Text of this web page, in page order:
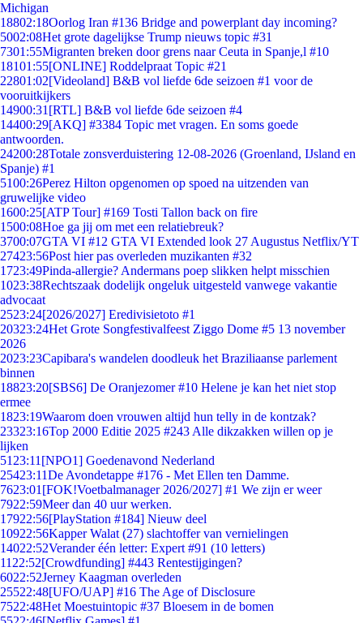
Michigan
18802:18Oorlog Iran #136 Bridge and powerplant day incoming?
5002:08Het grote dagelijkse Trump nieuws topic #31
7301:55Migranten breken door grens naar Ceuta in Spanje,l #10
18101:55[ONLINE] Roddelpraat Topic #21
22801:02[Videoland] B&B vol liefde 6de seizoen #1 voor de
vooruitkijkers
14900:31 [RTL] B&B vol liefde 6de seizoen #4
14400:29[AKQ] #3384 Topic met vragen. En soms goede
antwoorden.
24200:28Totale zonsverduistering 12-08-2026 (Groenland, IJsland en
Spanje) #1
5100:26Perez Hilton opgenomen op spoed na uitzenden van
gruwelijke video
1600:25[ATP Tour] #169 Tosti Tallon back on fire
1500:08Hoe ga jij om met een relatiebreuk?
3700:07GTA VI #12 GTA VI Extended look 27 Augustus Netflix/YT
27423:56Post hier pas overleden muzikanten #32
1723:49Pinda-allergie? Andermans poep slikken helpt misschien
1023:38Rechtszaak dodelijk ongeluk uitgesteld vanwege vakantie
advocaat
2523:24[2026/2027] Eredivisietoto #1
20323:24Het Grote Songfestivalfeest Ziggo Dome #5 13 november
2026
2023:23Capibara's wandelen doodleuk het Braziliaanse parlement
binnen
18823:20[SBS6] De Oranjezomer #10 Helene je kan het niet stop
ermee
1823:19Waarom doen vrouwen altijd hun telly in de kontzak?
23323:16Top 2000 Editie 2025 #243 Alle dikzakken willen op je
lijken
51 23:11 [NPO1] Goedenavond Nederland
25423:11De Avondetappe #176 - Met Ellen ten Damme.
7623:01 [FOK!Voetbalmanager 2026/2027] #1 We zijn er weer
7922:59Meer dan 40 uur werken.
17922:56[PlayStation #184] Nieuw deel
10922:56Kapper Walat (27) slachtoffer van vernielingen
14022:52Verander één letter: Expert #91 (10 letters)
11 22:52[Crowdfunding] #443 Rentestijgingen?
6022:52Jerney Kaagman overleden
25522:48[UFO/UAP] #16 The Age of Disclosure
7522:48Het Moestuintopic #37 Bloesem in de bomen